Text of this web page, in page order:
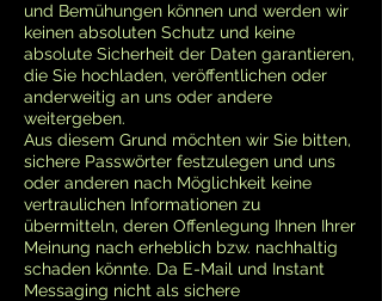
und Bemühungen können und werden wir
keinen absoluten Schutz und keine
absolute Sicherheit der Daten garantieren,
die Sie hochladen, veröffentlichen oder
anderweitig an uns oder andere
weitergeben.
Aus diesem Grund möchten wir Sie bitten,
sichere Passwörter festzulegen und uns
oder anderen nach Möglichkeit keine
vertraulichen Informationen zu
übermitteln, deren Offenlegung Ihnen Ihrer
Meinung nach erheblich bzw. nachhaltig
schaden könnte. Da E-Mail und Instant
Messaging nicht als sichere